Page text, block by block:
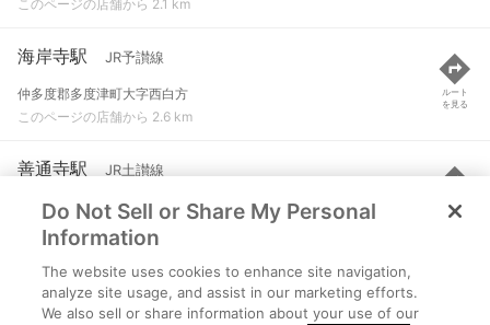
このページの店舗から 2.1 km
海岸寺駅 JR予讃線
仲多度郡多度津町大字西白方
このページの店舗から 2.6 km
ルート
を見る
善通寺駅 JR土讃線
善通寺市文京町１丁目
このページの店舗から 3.8 km
ルート
を見る
讃岐塩屋駅
丸亀市塩屋町
Do Not Sell or Share My Personal
Information
The website uses cookies to enhance site navigation,
analyze site usage, and assist in our marketing efforts.
We also sell or share information about your use of our